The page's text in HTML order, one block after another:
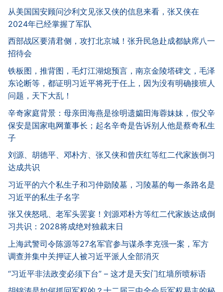
从美国国安顾问沙利文见张又侠的信息来看，张又侠在
2024年已经掌握了军队
西部战区要清君侧，攻打北京城！张升民急赴成都缺席八一
招待会
铁板图，推背图，毛灯江湖熄预言，南京金陵塔碑文，毛泽
东论断等，都证明习近平将死于任上，因为没有明确接班人
问题，天下大乱！
辛奇家庭背景：母亲田海燕是徐明遗孀田海蓉妹妹，假父辛
保安是国家电网董事长；起名辛奇是告诉别人他是蔡奇私生
子
刘源、胡德平、邓朴方、张又侠和曾庆红等红二代家族倒习
达成共识
习近平的六个私生子和习仲勋陵墓，习陵墓的每一条路名是
习近平的私生子名字
张又侠怒吼、老军头罢宴！刘源邓朴方等红二代家族达成倒
习共识：2028将成绝对独裁末日
上海武警司令陈源等27名军官参与谋杀李克强一案，军方
调查并集中关押证人被习近平派人全部消灭
“习近平非法政变必须下台” – 这才是天安门红墙所喷标语